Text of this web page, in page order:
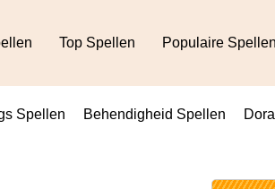
Top Spellen Populaire Spellen
Spellen Behendigheid Spellen